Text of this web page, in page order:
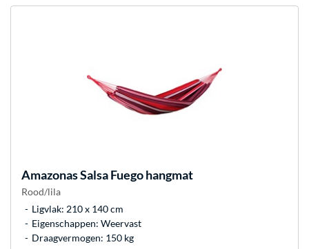
AmazonasSalsa Fuego hangmat
Rood/lila
Ligvlak: 210 x 140 cm
Eigenschappen: Weervast
Draagvermogen: 150 kg